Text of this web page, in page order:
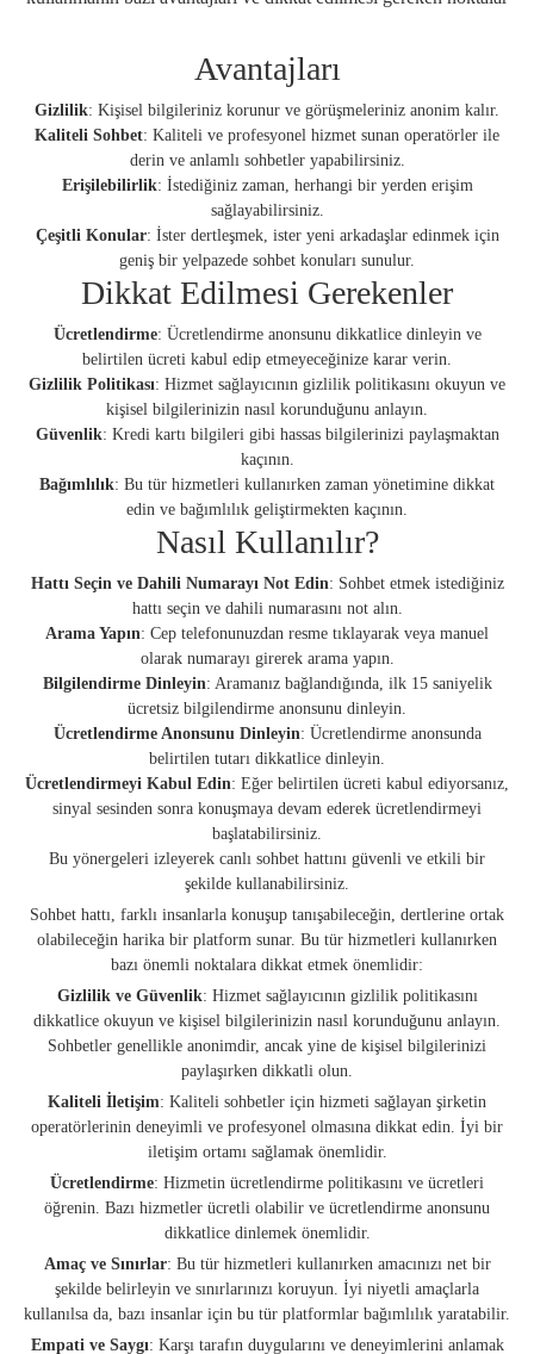
Avantajları
Gizlilik: Kişisel bilgileriniz korunur ve görüşmeleriniz anonim kalır.
Kaliteli Sohbet: Kaliteli ve profesyonel hizmet sunan operatörler ile
derin ve anlamlı sohbetler yapabilirsiniz.
Erişilebilirlik: İstediğiniz zaman, herhangi bir yerden erişim
sağlayabilirsiniz.
Çeşitli Konular: İster dertleşmek, ister yeni arkadaşlar edinmek için
geniş bir yelpazede sohbet konuları sunulur.
Dikkat Edilmesi Gerekenler
Ücretlendirme: Ücretlendirme anonsunu dikkatlice dinleyin ve
belirtilen ücreti kabul edip etmeyeceğinize karar verin.
Gizlilik Politikası: Hizmet sağlayıcının gizlilik politikasını okuyun ve
kişisel bilgilerinizin nasıl korunduğunu anlayın.
Güvenlik: Kredi kartı bilgileri gibi hassas bilgilerinizi paylaşmaktan
kaçının.
Bağımlılık: Bu tür hizmetleri kullanırken zaman yönetimine dikkat
edin ve bağımlılık geliştirmekten kaçının.
Nasıl Kullanılır?
Hattı Seçin ve Dahili Numarayı Not Edin: Sohbet etmek istediğiniz
hattı seçin ve dahili numarasını not alın.
Arama Yapın: Cep telefonunuzdan resme tıklayarak veya manuel
olarak numarayı girerek arama yapın.
Bilgilendirme Dinleyin: Aramanız bağlandığında, ilk 15 saniyelik
ücretsiz bilgilendirme anonsunu dinleyin.
Ücretlendirme Anonsunu Dinleyin: Ücretlendirme anonsunda
belirtilen tutarı dikkatlice dinleyin.
Ücretlendirmeyi Kabul Edin: Eğer belirtilen ücreti kabul ediyorsanız,
sinyal sesinden sonra konuşmaya devam ederek ücretlendirmeyi
başlatabilirsiniz.
Bu yönergeleri izleyerek canlı sohbet hattını güvenli ve etkili bir
şekilde kullanabilirsiniz.
Sohbet hattı, farklı insanlarla konuşup tanışabileceğin, dertlerine ortak
olabileceğin harika bir platform sunar. Bu tür hizmetleri kullanırken
bazı önemli noktalara dikkat etmek önemlidir:
Gizlilik ve Güvenlik: Hizmet sağlayıcının gizlilik politikasını
dikkatlice okuyun ve kişisel bilgilerinizin nasıl korunduğunu anlayın.
Sohbetler genellikle anonimdir, ancak yine de kişisel bilgilerinizi
paylaşırken dikkatli olun.
Kaliteli İletişim: Kaliteli sohbetler için hizmeti sağlayan şirketin
operatörlerinin deneyimli ve profesyonel olmasına dikkat edin. İyi bir
iletişim ortamı sağlamak önemlidir.
Ücretlendirme: Hizmetin ücretlendirme politikasını ve ücretleri
öğrenin. Bazı hizmetler ücretli olabilir ve ücretlendirme anonsunu
dikkatlice dinlemek önemlidir.
Amaç ve Sınırlar: Bu tür hizmetleri kullanırken amacınızı net bir
şekilde belirleyin ve sınırlarınızı koruyun. İyi niyetli amaçlarla
kullanılsa da, bazı insanlar için bu tür platformlar bağımlılık yaratabilir.
Empati ve Saygı: Karşı tarafın duygularını ve deneyimlerini anlamak